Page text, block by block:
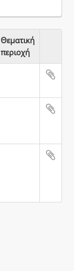
Θεματική
περιοχή